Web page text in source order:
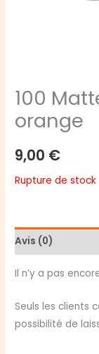
100
orange
9,00 €
Rupture de stock
Avis (0)
Il n’y a pas
Seuls les clients
possibilité de